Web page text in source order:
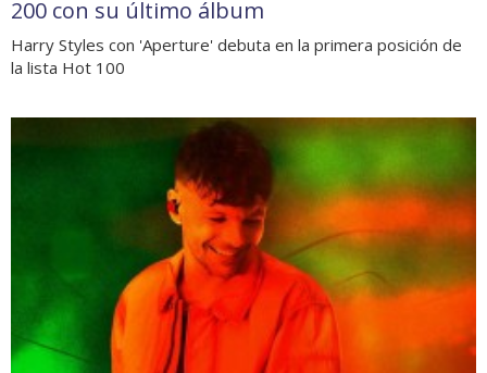
200 con su último álbum
Harry Styles con 'Aperture' debuta en la primera posición de
la lista Hot 100